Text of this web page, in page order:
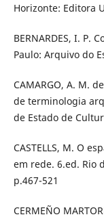
Horizonte: Editora
BERNARDES, I. P.
Paulo: Arquivo do
CAMARGO, A. M.
de terminologia
de Estado de
CASTELLS, M. O
em rede. 6.ed. Rio
p.467-521
CERMEÑO